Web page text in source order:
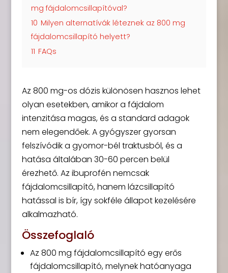
mg fájdalomcsillapítóval?
10 Milyen alternatívák léteznek az 800 mg
fájdalomcsillapító helyett?
11 FAQs
Az 800 mg-os dózis különösen hasznos lehet
olyan esetekben, amikor a fájdalom
intenzitása magas, és a standard adagok
nem elegendőek. A gyógyszer gyorsan
felszívódik a gyomor-bél traktusból, és a
hatása általában 30-60 percen belül
érezhető. Az ibuprofén nemcsak
fájdalomcsillapító, hanem lázcsillapító
hatással is bír, így sokféle állapot kezelésére
alkalmazható.
Összefoglaló
Az 800 mg fájdalomcsillapító egy erős
fájdalomcsillapító, melynek hatóanyaga